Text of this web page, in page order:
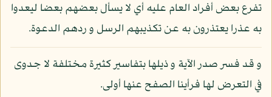
تفرع بعض أفراد العام عليه أي لا يسأل بعضهم بعضا ليعدوا
به عذرا يعتذرون به عن تكذيبهم الرسل و ردهم الدعوة.
و قد فسر صدر الآية و ذيلها بتفاسير كثيرة مختلفة لا جدوى
في التعرض لها فرأينا الصفح عنها أولى.